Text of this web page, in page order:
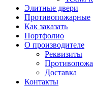
Элитные двери
Противопожарные
Как заказать
Портфолио
О производителе
Реквизиты
Доставка
Контакты